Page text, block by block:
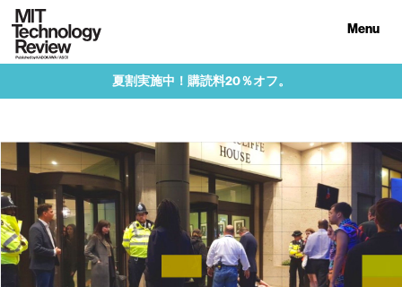
Menu
夏割実施中！購読料20％オフ。